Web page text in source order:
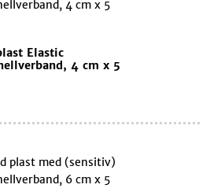
Elastic
4 cm x 5